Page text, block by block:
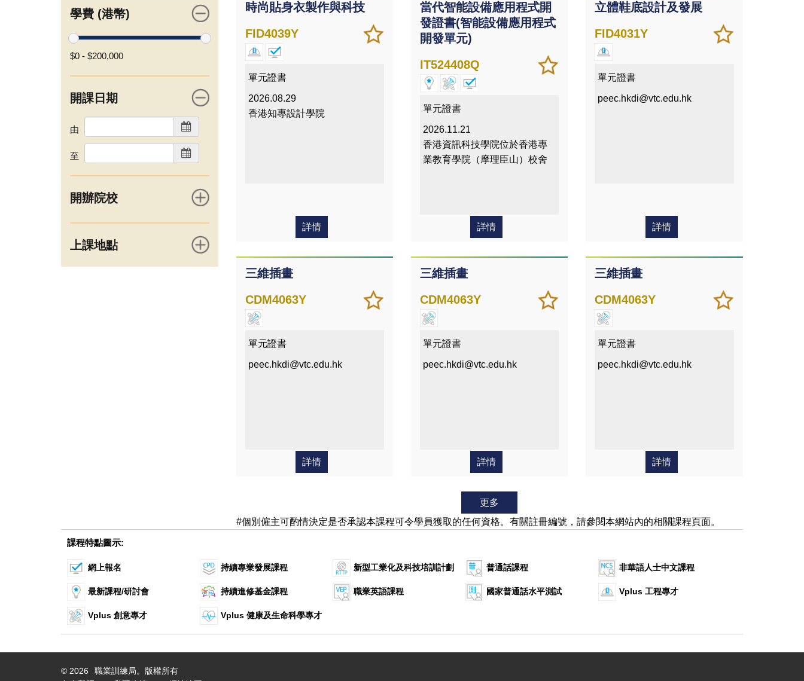
學費 (港幣)
$0 - $200,000
開課日期
由
至
開辦院校
上課地點
時尚貼身衣製作與科技
加
入/
儲存
課程
FID4039Y
單元證書
2026.08.29
香港知專設計學院
詳情
當代智能設備應用程式開
發證書(智能設備應用程式
開發單元)
加
入/
課程
儲存
課程
IT524408Q
單元證書
2026.11.21
香港資訊科技學院位於香港專
業教育學院（摩理臣山）校舍
詳情
立體鞋底設計及發展
加
入/
儲存
課程
FID4031Y
單元證書
peec.hkdi@vtc.edu.hk
詳情
三維插畫
加
入/
儲存
課程
CDM4063Y
單元證書
peec.hkdi@vtc.edu.hk
詳情
三維插畫
加
入/
儲存
課程
CDM4063Y
單元證書
peec.hkdi@vtc.edu.hk
詳情
三維插畫
加
入/
儲存
課程
CDM4063Y
單元證書
peec.hkdi@vtc.edu.hk
詳情
更多
#個別僱主可酌情決定是否承認本課程可令學員獲取的任何資格。有關註冊編號，請參閱本網站內的相關課程頁面。
課程特點圖示:
網上報名 持續專業發展課程 新型工業化及科技培訓計劃 普通話課程 非華語人士中文課程
最新課程/研討會 持續進修基金課程 職業英語課程 國家普通話水平測試 Vplus 工程專才
Vplus 創意專才 Vplus 健康及生命科學專才
© 2026
職業訓練局。版權所有